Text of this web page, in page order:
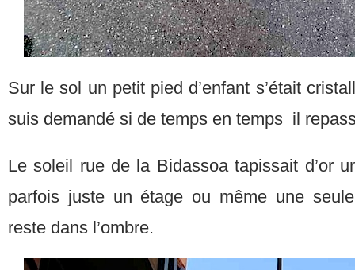
Sur le sol un petit pied d’enfant s’était
suis demandé si de temps en temps il
Le soleil rue de la Bidassoa tapissait d’or
parfois juste un étage ou même une
reste dans l’ombre.